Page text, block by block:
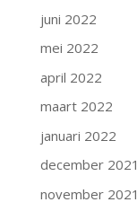
juni 2022
mei 2022
april 2022
maart 2022
januari 2022
december 2021
november 2021